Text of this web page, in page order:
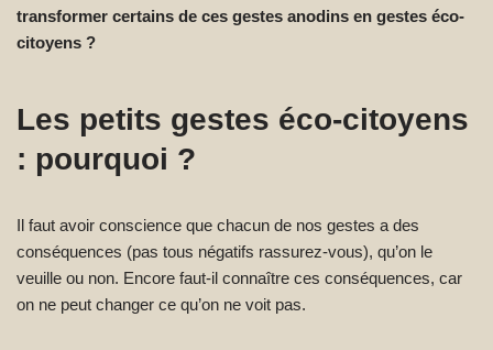
transformer certains de ces gestes anodins en gestes éco-
citoyens ?
Les petits gestes éco-citoyens
: pourquoi ?
Il faut avoir conscience que chacun de nos gestes a des
conséquences (pas tous négatifs rassurez-vous), qu’on le
veuille ou non. Encore faut-il connaître ces conséquences, car
on ne peut changer ce qu’on ne voit pas.